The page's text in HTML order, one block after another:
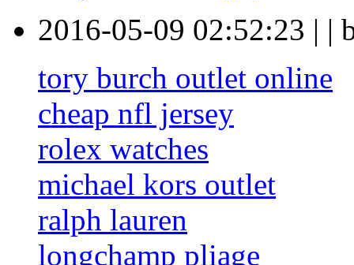
2016-05-09 02:52:23 | |
tory burch outlet online
cheap nfl jersey
rolex watches
michael kors outlet
ralph lauren
longchamp pliage